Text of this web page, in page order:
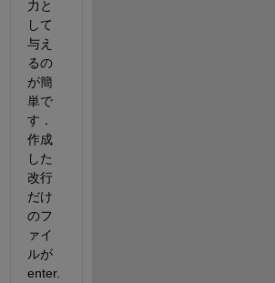
力と
して
与え
るの
が簡
単で
す．
作成
した
改行
だけ
のフ
ァイ
ルが
enter.